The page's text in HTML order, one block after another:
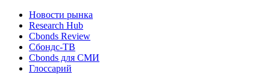
Новости рынка
Research Hub
Cbonds Review
Сбондс-ТВ
Cbonds для СМИ
Глоссарий